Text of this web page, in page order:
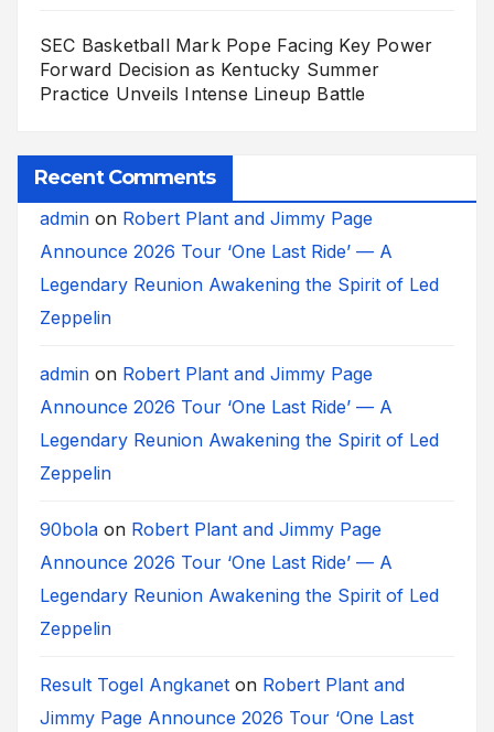
SEC Basketball Mark Pope Facing Key Power
Forward Decision as Kentucky Summer
Practice Unveils Intense Lineup Battle
Recent Comments
admin on Robert Plant and Jimmy Page
Announce 2026 Tour ‘One Last Ride’ — A
Legendary Reunion Awakening the Spirit of Led
Zeppelin
admin on Robert Plant and Jimmy Page
Announce 2026 Tour ‘One Last Ride’ — A
Legendary Reunion Awakening the Spirit of Led
Zeppelin
90bola on Robert Plant and Jimmy Page
Announce 2026 Tour ‘One Last Ride’ — A
Legendary Reunion Awakening the Spirit of Led
Zeppelin
Result Togel Angkanet on Robert Plant and
Jimmy Page Announce 2026 Tour ‘One Last